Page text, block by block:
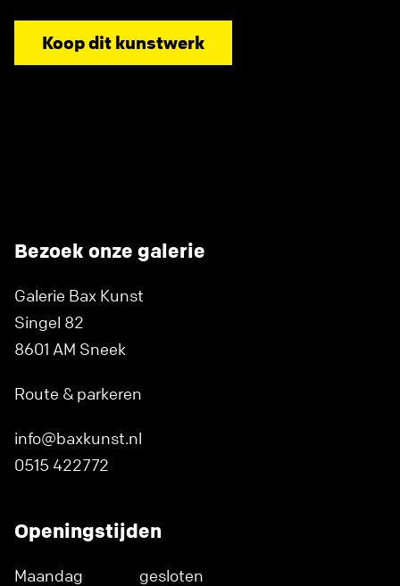
Koop dit kunstwerk
Bezoek onze galerie
Galerie Bax Kunst
Singel 82
8601 AM Sneek
Route & parkeren
info@baxkunst.nl
0515 422772
Openingstijden
Maandag
gesloten